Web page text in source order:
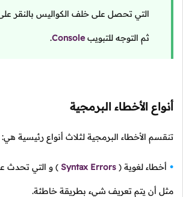
التي تحصل على خلف الكواليس بالنقر على
ثم التوجه للتبويبConsole
.
أنواع الأخطاء البرمجية
تنقسم الأخطاء البرمجية لثلاث أنواع رئيسية هي:
أخطاء لغوية (
Syntax Errors
) و التي تحدث
مثل أن يتم تعريف شيء بطريقة خاطئة.